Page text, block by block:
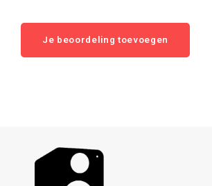
Je beoordeling toevoegen